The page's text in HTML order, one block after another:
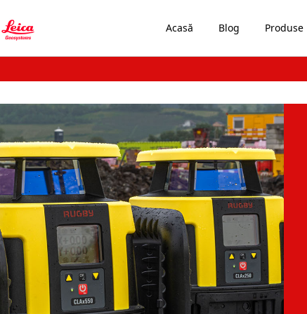
Acasă Blog Produse